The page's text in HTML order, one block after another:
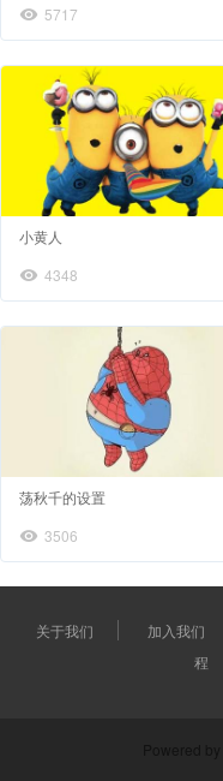
5717
小黄人
4348
荡秋千的设置
3506
关于我们 加入我们
程